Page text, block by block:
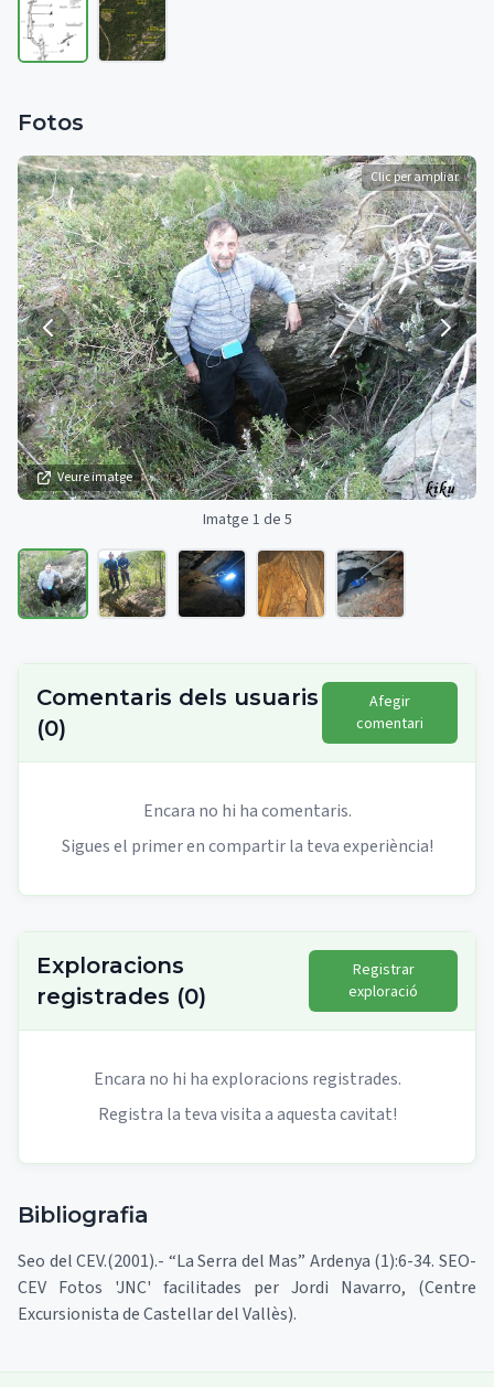
Fotos
Veure imatge
Clic per ampliar
Imatge 1 de 5
Comentaris dels usuaris
(0)
Afegir
comentari
Encara no hi ha comentaris.
Sigues el primer en compartir la teva experiència!
Exploracions
registrades (0)
Registrar
exploració
Encara no hi ha exploracions registrades.
Registra la teva visita a aquesta cavitat!
Bibliografia
Seo del CEV.(2001).- “La Serra del Mas” Ardenya (1):6-34. SEO-
CEV Fotos 'JNC' facilitades per Jordi Navarro, (Centre
Excursionista de Castellar del Vallès).